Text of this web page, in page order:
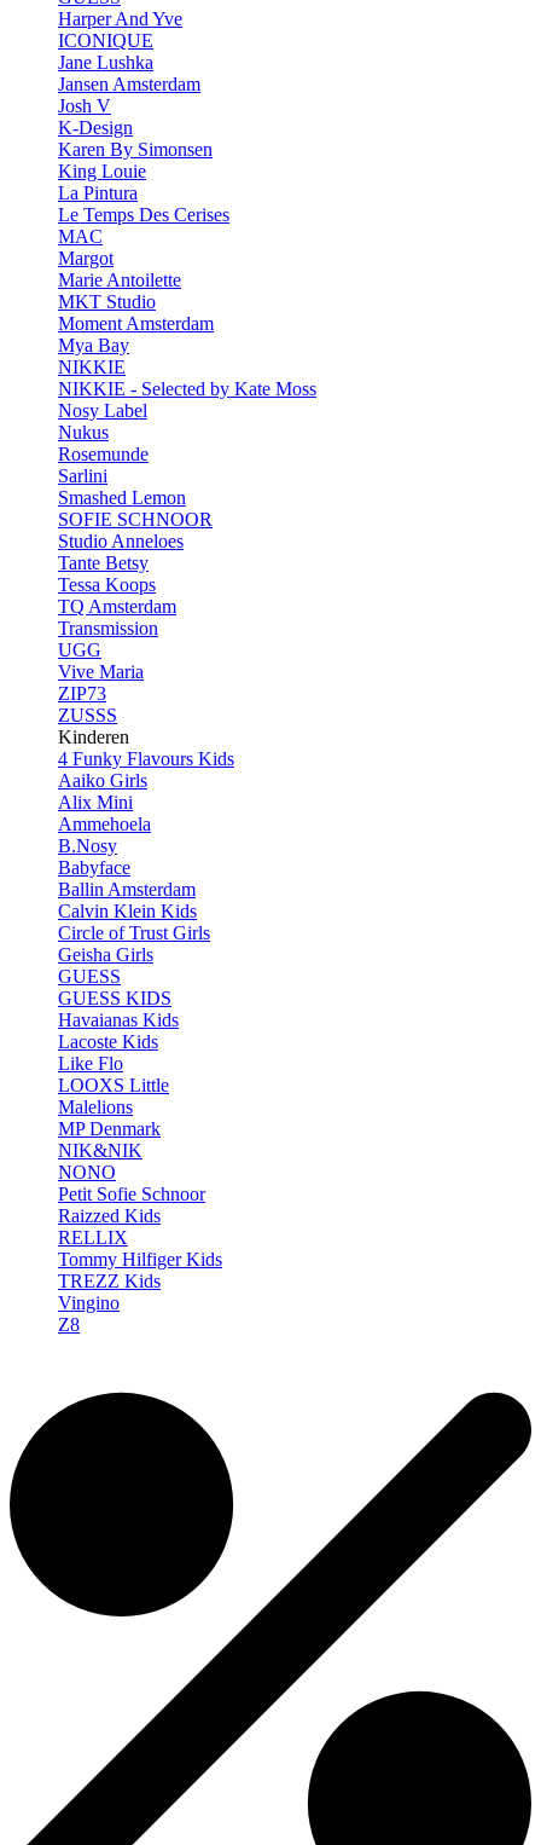
Harper And Yve
ICONIQUE
Jane Lushka
Jansen Amsterdam
Josh V
K-Design
Karen By Simonsen
King Louie
La Pintura
Le Temps Des Cerises
MAC
Margot
Marie Antoilette
MKT Studio
Moment Amsterdam
Mya Bay
NIKKIE
NIKKIE - Selected by Kate Moss
Nosy Label
Nukus
Rosemunde
Sarlini
Smashed Lemon
SOFIE SCHNOOR
Studio Anneloes
Tante Betsy
Tessa Koops
TQ Amsterdam
Transmission
UGG
Vive Maria
ZIP73
ZUSSS
Kinderen
4 Funky Flavours Kids
Aaiko Girls
Alix Mini
Ammehoela
B.Nosy
Babyface
Ballin Amsterdam
Calvin Klein Kids
Circle of Trust Girls
Geisha Girls
GUESS
GUESS KIDS
Havaianas Kids
Lacoste Kids
Like Flo
LOOXS Little
Malelions
MP Denmark
NIK&NIK
NONO
Petit Sofie Schnoor
Raizzed Kids
RELLIX
Tommy Hilfiger Kids
TREZZ Kids
Vingino
Z8